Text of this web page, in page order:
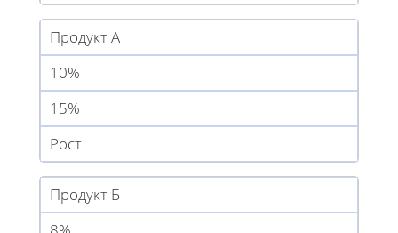
Продукт А
10%
15%
Рост
Продукт Б